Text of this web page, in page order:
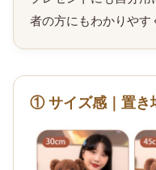
者の方にもわかりやす
① サイズ感｜置き